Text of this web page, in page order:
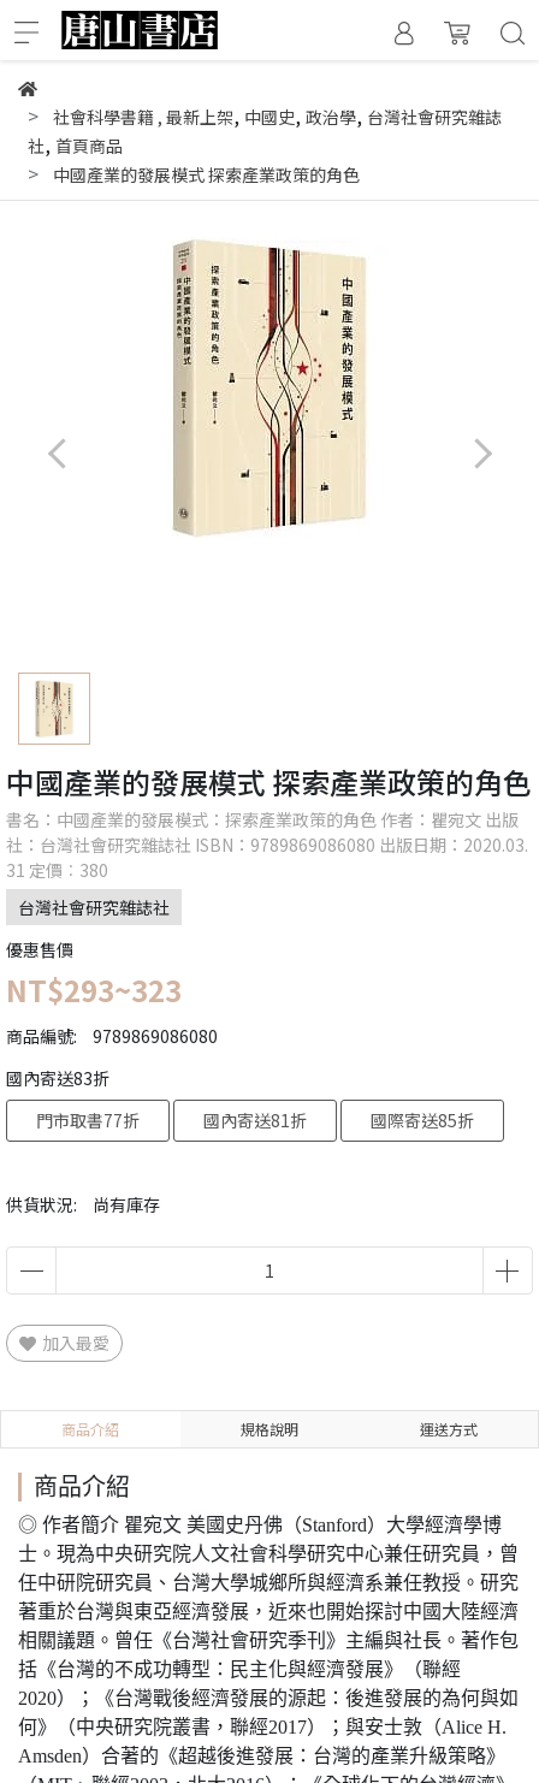
社會科學書籍 , 最新上架, 中國史, 政治學, 台灣社會研究雜誌
社, 首頁商品
中國產業的發展模式 探索產業政策的角色
中國產業的發展模式 探索產業政策的角色
書名：中國產業的發展模式：探索產業政策的角色 作者：瞿宛文 出版
社：台灣社會研究雜誌社 ISBN：9789869086080 出版日期：2020.03.
31 定價︰380
台灣社會研究雜誌社
優惠售價
NT$293~323
商品編號: 9789869086080
供貨狀況: 尚有庫存
國內寄送83折
門市取書77折
國內寄送81折 國際寄送85折
加入最愛
商品介紹 規格說明 運送方式
商品介紹
◎ 作者簡介 瞿宛文 美國史丹佛（Stanford）大學經濟學博
士。現為中央研究院人文社會科學研究中心兼任研究員，曾
任中研院研究員、台灣大學城鄉所與經濟系兼任教授。研究
著重於台灣與東亞經濟發展，近來也開始探討中國大陸經濟
相關議題。曾任《台灣社會研究季刊》主編與社長。著作包
括《台灣的不成功轉型：民主化與經濟發展》（聯經
2020）；《台灣戰後經濟發展的源起：後進發展的為何與如
何》（中央研究院叢書，聯經2017）；與安士敦（Alice H.
Amsden）合著的《超越後進發展：台灣的產業升級策略》